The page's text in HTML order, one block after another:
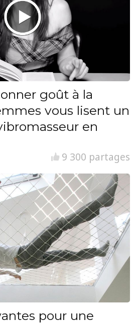
goût à la
vous lisent un
en
9 300 partages
pour une